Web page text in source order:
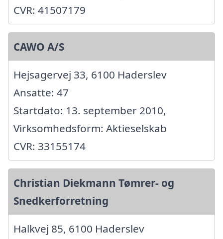
CVR: 41507179
CAWO A/S
Hejsagervej 33, 6100 Haderslev
Ansatte: 47
Startdato: 13. september 2010,
Virksomhedsform: Aktieselskab
CVR: 33155174
Christian Diekmann Tømrer- og
Snedkerforretning
Halkvej 85, 6100 Haderslev